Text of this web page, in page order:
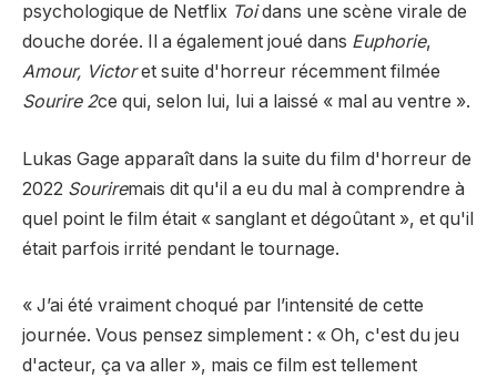
psychologique de Netflix Toidans une scène virale de
douche dorée. Il a également joué dans Euphorie,
Amour, Victoret suite d'horreur récemment filmée
Sourire 2ce qui, selon lui, lui a laissé « mal au ventre ».
Lukas Gage apparaît dans la suite du film d'horreur de
2022 Souriremais dit qu'il a eu du mal à comprendre à
quel point le film était « sanglant et dégoûtant », et qu'il
était parfois irrité pendant le tournage.
« J’ai été vraiment choqué par l’intensité de cette
journée. Vous pensez simplement : « Oh, c'est du jeu
d'acteur, ça va aller », mais ce film est tellement